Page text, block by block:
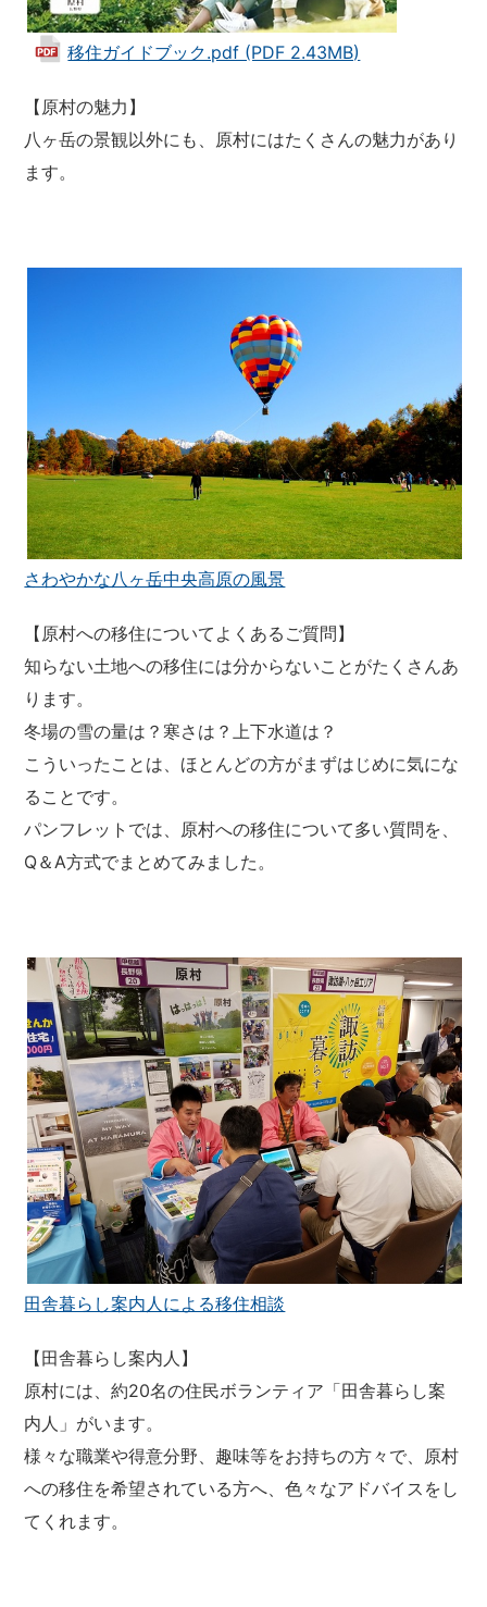
移住ガイドブック.pdf (PDF 2.43MB)
【原村の魅力】
八ヶ岳の景観以外にも、原村にはたくさんの魅力があり
ます。
さわやかな八ヶ岳中央高原の風景
【原村への移住についてよくあるご質問】
知らない土地への移住には分からないことがたくさんあ
ります。
冬場の雪の量は？寒さは？上下水道は？
こういったことは、ほとんどの方がまずはじめに気にな
ることです。
パンフレットでは、原村への移住について多い質問を、
Q＆A方式でまとめてみました。
田舎暮らし案内人による移住相談
【田舎暮らし案内人】
原村には、約20名の住民ボランティア「田舎暮らし案
内人」がいます。
様々な職業や得意分野、趣味等をお持ちの方々で、原村
への移住を希望されている方へ、色々なアドバイスをし
てくれます。